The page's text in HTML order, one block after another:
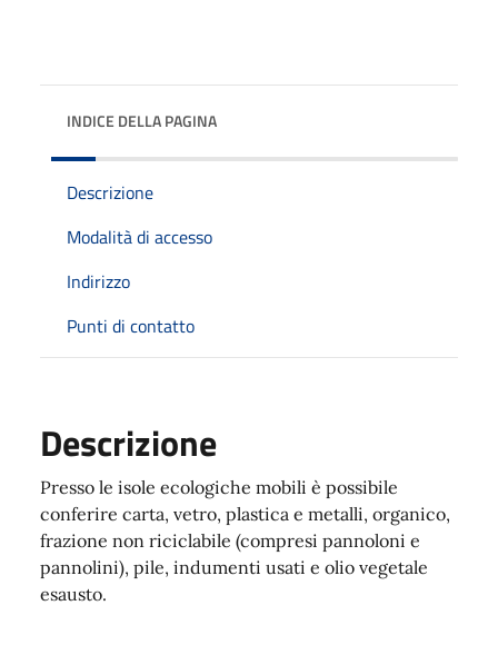
INDICE DELLA PAGINA
Descrizione
Modalità di accesso
Indirizzo
Punti di contatto
Descrizione
Presso le isole ecologiche mobili è possibile
conferire carta, vetro, plastica e metalli, organico,
frazione non riciclabile (compresi pannoloni e
pannolini), pile, indumenti usati e olio vegetale
esausto.